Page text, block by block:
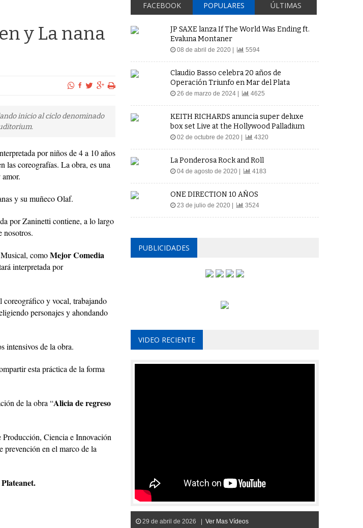
y La nana
inicio al ciclo denominado
por niños de 4 a 10 años
las coreografías. La obra, es una
y su muñeco Olaf.
por Zaninetti contiene, a lo largo
nosotros.
comoMejor Comedia
interpretada por
coreográfico y vocal, trabajando
personajes y ahondando
intensivos de la obra.
esta práctica de la forma
de la obra “Alicia de regreso
Ciencia e Innovación
en el marco de la
FACEBOOK POPULARES ÚLTIMAS
JP SAXE lanza If The World Was Ending ft.
Evaluna Montaner
08 de abril de 2020 | 5594
Claudio Basso celebra 20 años de
Operación Triunfo en Mar del Plata
26 de marzo de 2024 | 4625
KEITH RICHARDS anuncia super deluxe
box set Live at the Hollywood Palladium
02 de octubre de 2020 | 4320
La Ponderosa Rock and Roll
04 de agosto de 2020 | 4183
ONE DIRECTION 10 AÑOS
23 de julio de 2020 | 3524
PUBLICIDADES
VIDEO RECIENTE
29 de abril de 2026 | Ver Mas Vídeos